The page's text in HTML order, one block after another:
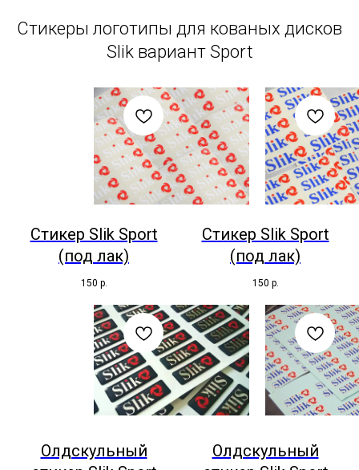
Стикеры логотипы для кованых дисков
Slik вариант Sport
Стикер Slik Sport
(под лак)
150 р.
Стикер Slik Sport
(под лак)
150 р.
Олдскульный
Олдскульный